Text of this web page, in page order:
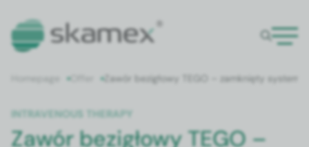
Offer Zawór bezigłowy TEGO – zamknię­ty sys­tem
INTRA­VENOUS THER­A­PY
Zawór bezigłowy TEGO –